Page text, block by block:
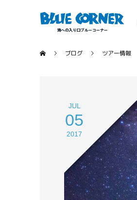
ブログ ツアー情報
JUL
05
2017